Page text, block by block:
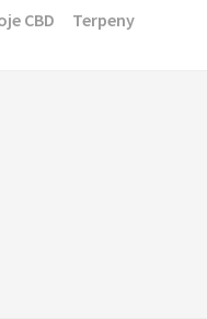
CBD
Terpeny